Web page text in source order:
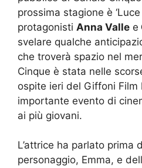
prossima stagione è
protagonisti Anna Valle e
svelare qualche
che troverà spazio nel
Cinque è stata nelle
ospite ieri del Giffoni Film
importante evento di
ai più giovani.
L’attrice ha parlato prima
personaggio, Emma, e